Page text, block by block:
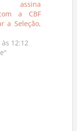
assina
a CBF
a Seleção,
12:12